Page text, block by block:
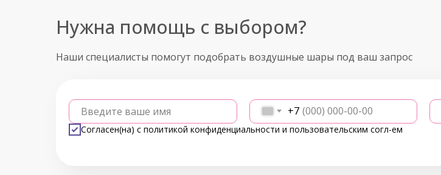
Наши специалисты помогут подобрать воздушные шары под ваш запрос
Введите ваше имя +7
Согласен(на) с политикой конфиденциальности и пользовательским согл-ем
Нужна помощь с выбором?